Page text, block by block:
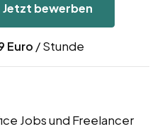
Jetzt bewerben
Euro / Stunde
Jobs und Freelancer